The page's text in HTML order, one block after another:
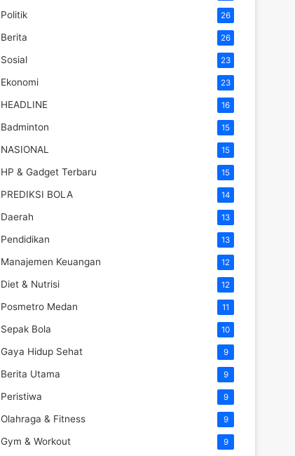
Politik 26
Berita 26
Sosial 23
Ekonomi 23
HEADLINE 16
Badminton 15
NASIONAL 15
HP & Gadget Terbaru 15
PREDIKSI BOLA 14
Daerah 13
Pendidikan 13
Manajemen Keuangan 12
Diet & Nutrisi 12
Posmetro Medan 11
Sepak Bola 10
Gaya Hidup Sehat 9
Berita Utama 9
Peristiwa 9
Olahraga & Fitness 9
Gym & Workout 9